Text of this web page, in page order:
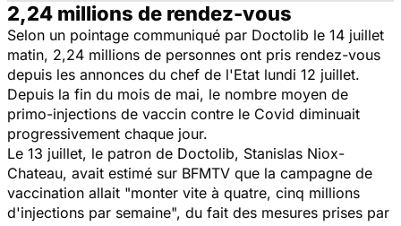
2,24 millions de rendez-vous
Selon un pointage communiqué par Doctolib le 14 juillet
matin, 2,24 millions de personnes ont pris rendez-vous
depuis les annonces du chef de l'Etat lundi 12 juillet.
Depuis la fin du mois de mai, le nombre moyen de
primo-injections de vaccin contre le Covid diminuait
progressivement chaque jour.
Le 13 juillet, le patron de Doctolib, Stanislas Niox-
Chateau, avait estimé sur BFMTV que la campagne de
vaccination allait "monter vite à quatre, cinq millions
d'injections par semaine", du fait des mesures prises par